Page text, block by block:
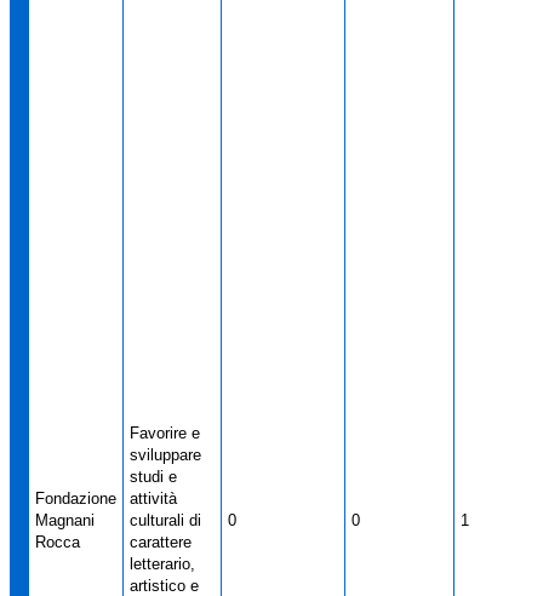
Fondazione
Magnani
Rocca
Favorire e
sviluppare
studi e
attività
culturali di
carattere
letterario,
artistico e
0 0 1